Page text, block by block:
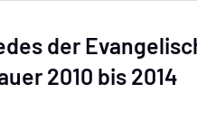
der
2010 bis 2014